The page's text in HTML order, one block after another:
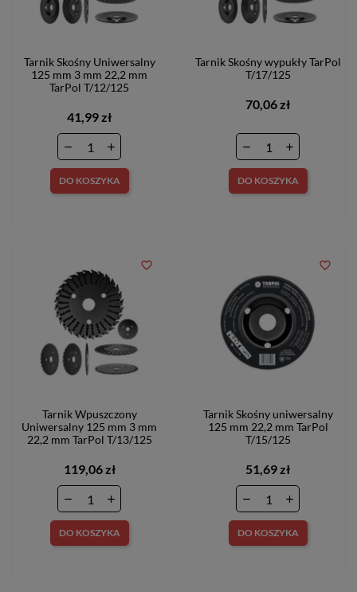
Tarnik Skośny Uniwersalny
125 mm 3 mm 22,2 mm
TarPol T/12/125
41,99 zł
DO KOSZYKA
Tarnik Skośny wypukły TarPol
T/17/125
70,06 zł
DO KOSZYKA
Tarnik Wpuszczony
Uniwersalny 125 mm 3 mm
22,2 mm TarPol T/13/125
119,06 zł
DO KOSZYKA
favorite_border
Tarnik Skośny uniwersalny
125 mm 22,2 mm TarPol
T/15/125
51,69 zł
DO KOSZYKA
favorite_border